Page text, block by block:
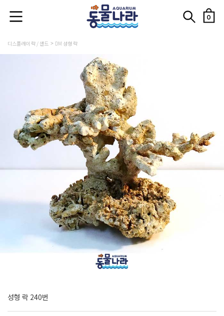
0
디스플레이 락 / 샌드 DM 성형 락
성형 락 240번